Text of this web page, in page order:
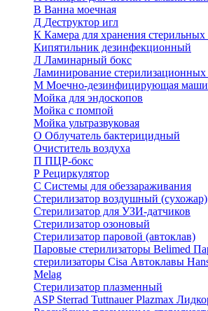
В Ванна моечная
Д Деструктор игл
К Камера для хранения
Кипятильник дезинфекционный
Л Ламинарный бокс
Ламинирование стерилизационных
М Моечно-дезинфицирующая
Мойка для эндоскопов
Мойка с помпой
Мойка ультразвуковая
О Облучатель бактерицидный
Очиститель воздуха
П ПЦР-бокс
Р Рециркулятор
С Системы для обеззараживания
Стерилизатор воздушный (сухожар)
Стерилизатор для УЗИ-датчиков
Стерилизатор озоновый
Стерилизатор паровой (автоклав)
Паровые стерилизаторы Belimed
стерилизаторы Cisa Автоклавы
Melag
Стерилизатор плазменный
ASP Sterrad Tuttnauer Plazmax